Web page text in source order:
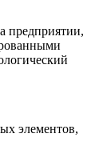
предприятии,
элементов,